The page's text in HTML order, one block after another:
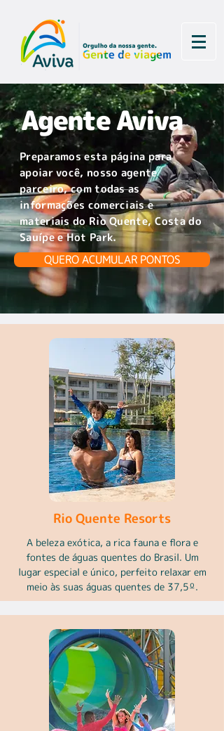
Agente Aviva
Preparamos esta página para
apoiar você, nosso agente
parceiro, com todas as
informações comerciais e
materiais do Rio Quente,Costa do
Sauípe e Hot Park.
QUERO ACUMULAR PONTOS
Rio Quente Resorts
A beleza exótica, a rica fauna e flora e
fontes de águas quentes do Brasil. Um
lugar especial e único, perfeito relaxar em
meio às suas águas quentes de 37,5º.